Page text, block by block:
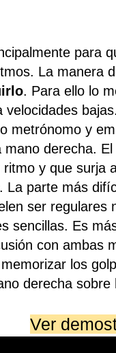
para
La manera
. Para ello lo
velocidades
metrónomo y
mano derecha.
y que surja
La parte más
ser regulares
sencillas. Es
con ambas
los
derecha
Ver